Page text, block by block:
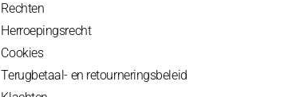
Rechten
Herroepingsrecht
Cookies
Terugbetaal- en retourneringsbeleid